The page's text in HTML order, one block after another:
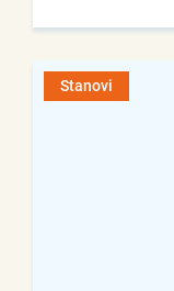
Stanovi